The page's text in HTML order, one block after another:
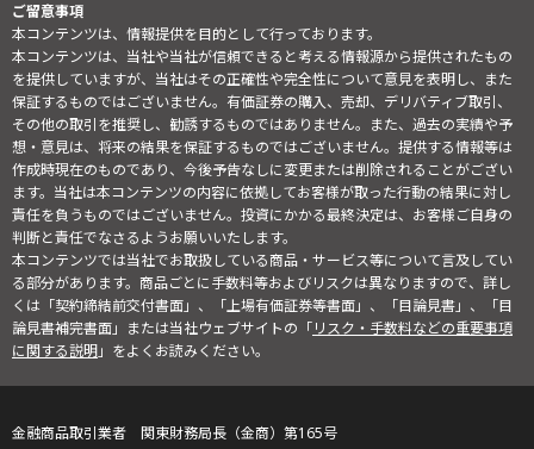
ご留意事項
本コンテンツは、情報提供を目的として行っております。
本コンテンツは、当社や当社が信頼できると考える情報源から提供されたもの
を提供していますが、当社はその正確性や完全性について意見を表明し、また
保証するものではございません。有価証券の購入、売却、デリバティブ取引、
その他の取引を推奨し、勧誘するものではありません。また、過去の実績や予
想・意見は、将来の結果を保証するものではございません。提供する情報等は
作成時現在のものであり、今後予告なしに変更または削除されることがござい
ます。当社は本コンテンツの内容に依拠してお客様が取った行動の結果に対し
責任を負うものではございません。投資にかかる最終決定は、お客様ご自身の
判断と責任でなさるようお願いいたします。
本コンテンツでは当社でお取扱している商品・サービス等について言及してい
る部分があります。商品ごとに手数料等およびリスクは異なりますので、詳し
くは「契約締結前交付書面」、「上場有価証券等書面」、「目論見書」、「目
論見書補完書面」または当社ウェブサイトの「リスク・手数料などの重要事項
に関する説明」をよくお読みください。
金融商品取引業者 関東財務局長（金商）第165号